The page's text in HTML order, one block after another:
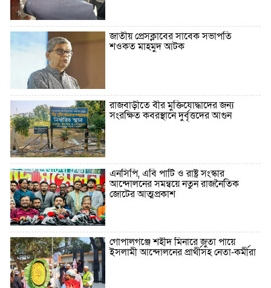
জাতীয় প্রেসক্লাবের সাবেক সভাপতি
শওকত মাহমুদ আটক
রাজবাড়ীতে বীর মুক্তিযোদ্ধাদের জন্য
সংরক্ষিত কবরস্থানে দুর্বৃত্তদের আগুন
এনসিপি, এবি পার্টি ও রাষ্ট্র সংস্কার
আন্দোলনের সমন্বয়ে নতুন রাজনৈতিক
জোটের আত্মপ্রকাশ
গোপালগঞ্জে শহীদ মিনারে জুতা পায়ে
ইসলামী আন্দোলনের প্রার্থীসহ নেতা-কর্মীরা